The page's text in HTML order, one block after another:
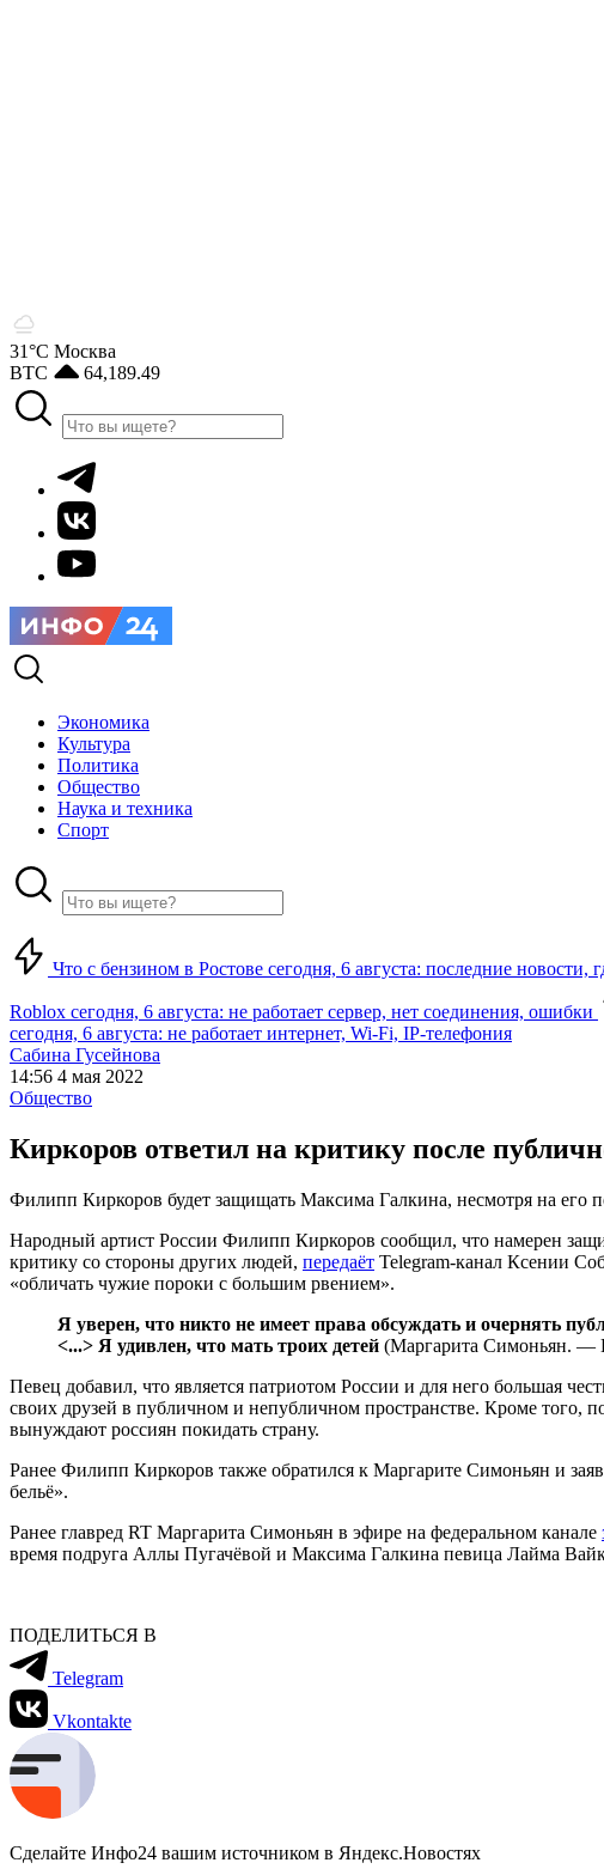
31°С Москва
BTC
64,189.49
Экономика
Культура
Политика
Общество
Наука и техника
Спорт
Что с бензином в Ростове сегодня, 6 августа: последние новости,
Roblox сегодня, 6 августа: не работает сервер, нет соединения, ошибки
сегодня, 6 августа: не работает интернет, Wi-Fi, IP-телефония
Сабина Гусейнова
14:56 4 мая 2022
Общество
Киркоров ответил на критику после
Филипп Киркоров будет защищать Максима Галкина, несмотря на его
Народный артист России Филипп Киркоров сообщил, что намерен
критику со стороны других людей, передаёт Telegram-канал Ксении
«обличать чужие пороки с большим рвением».
Я уверен, что никто не имеет права обсуждать и очернять
<...> Я удивлен, что мать троих детей (Маргарита Симоньян. —
Певец добавил, что является патриотом России и для него большая
своих друзей в публичном и непубличном пространстве. Кроме того,
вынуждают россиян покидать страну.
Ранее Филипп Киркоров также обратился к Маргарите Симоньян и
бельё».
Ранее главред RT Маргарита Симоньян в эфире на федеральном канале
время подруга Аллы Пугачёвой и Максима Галкина певица Лайма
ПОДЕЛИТЬСЯ В
Telegram
Vkontakte
Сделайте Инфо24 вашим источником в Яндекс.Новостях